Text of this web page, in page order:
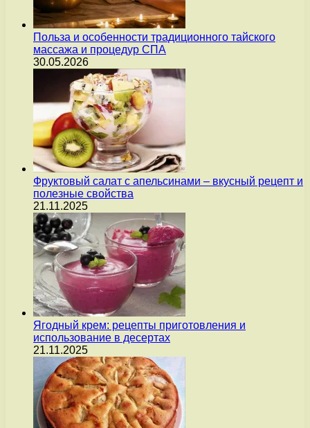
Польза и особенности традиционного тайского
массажа и процедур СПА
30.05.2026
Фруктовый салат с апельсинами – вкусный рецепт и
полезные свойства
21.11.2025
Ягодный крем: рецепты приготовления и
использование в десертах
21.11.2025